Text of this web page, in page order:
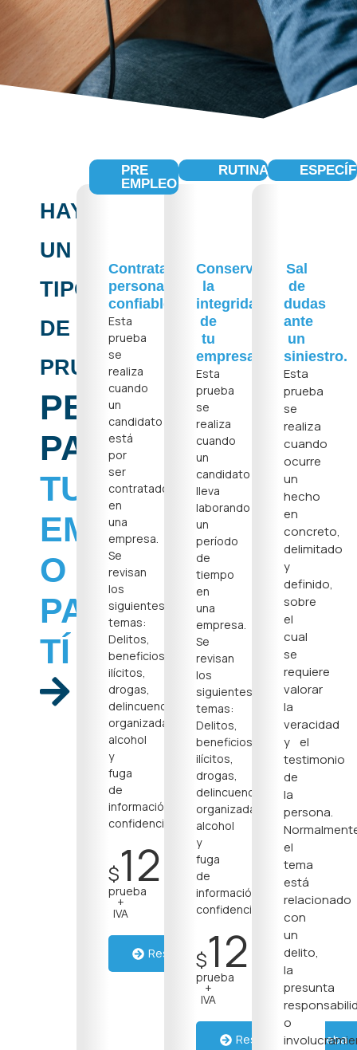
PRE
EMPLEO
RUTINA
HAY
UN
TIPO
DE
PRUEBA
PERFECTO
PARA
TU
EMPRESA
O
PARA
TÍ
Contrata
personal
confiable.
Esta
prueba
se
realiza
cuando
un
candidato
está
por
ser
contratado
en
una
empresa.
Se
revisan
los
siguientes
temas:
Delitos,
beneficios
ilícitos,
drogas,
delincuencia
organizada,
alcohol
y
fuga
de
información
confidencial.
$120
/Por
prueba
+
IVA
Reserva una prueba
Conserva
la
integridad
de
tu
empresa.
Esta
prueba
se
realiza
cuando
un
candidato
lleva
laborando
un
período
de
tiempo
en
una
empresa.
Se
revisan
los
siguientes
temas:
Delitos,
beneficios
ilícitos,
drogas,
delincuencia
organizada,
alcohol
y
fuga
de
información
confidencial.
$120
prueba
+
IVA
Reserva una prueba
Sal
de
dudas
ante
un
siniestro.
Esta
prueba
se
realiza
cuando
ocurre
un
hecho
en
concreto,
delimitado
y
definido,
sobre
el
cual
se
requiere
valorar
la
veracidad
y el
testimonio
de
la
persona.
el
tema
está
relacionado
con
un
delito,
la
presunta
o